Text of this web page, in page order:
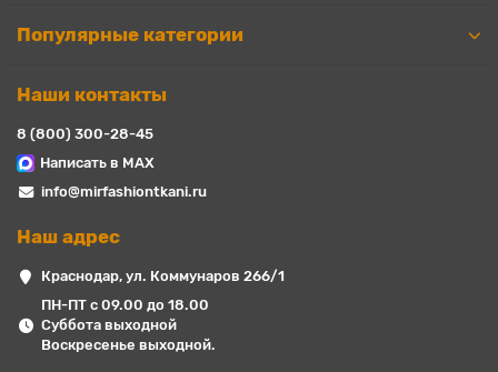
Популярные категории
Наши контакты
8 (800) 300-28-45
Написать в MAX
info@mirfashiontkani.ru
Наш адрес
Краснодар, ул. Коммунаров 266/1
ПН-ПТ с 09.00 до 18.00
Суббота выходной
Воскресенье выходной.